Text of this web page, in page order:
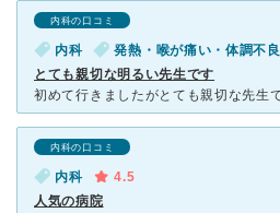
内科の口コミ
内科 発熱・喉が痛い・体調不良
とても親切な明るい先生です
内科の口コミ
内科
4.5
人気の病院